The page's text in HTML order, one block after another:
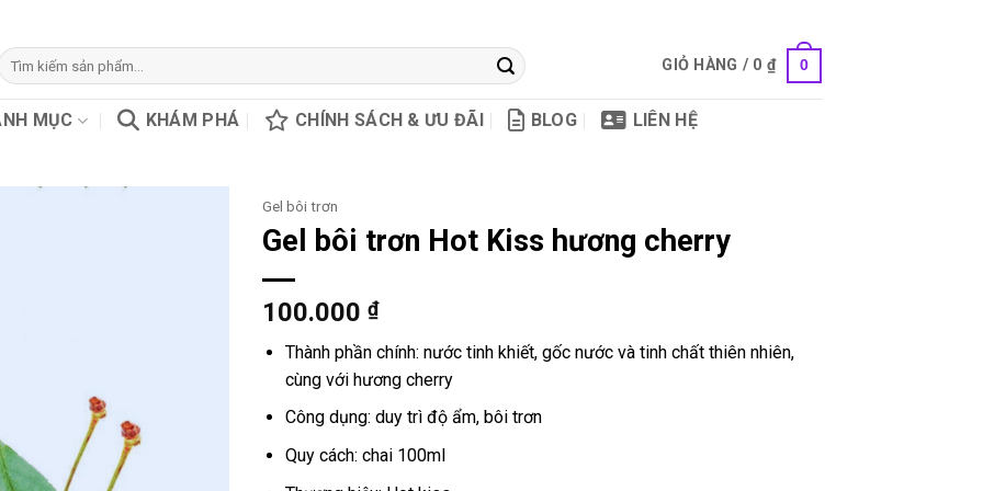
Tìm
kiếm:
GIỎ HÀNG / 0₫ 0
MỤC KHÁM PHÁ CHÍNH SÁCH & ƯU ĐÃI BLOG LIÊN HỆ
Gel bôi trơn
Gel bôi trơn Hot Kiss hương cherry
100.000 ₫
Thành phần chính: nước tinh khiết, gốc nước và tinh chất thiên nhiên,
cùng với hương cherry
Công dụng: duy trì độ ẩm, bôi trơn
Quy cách: chai 100ml